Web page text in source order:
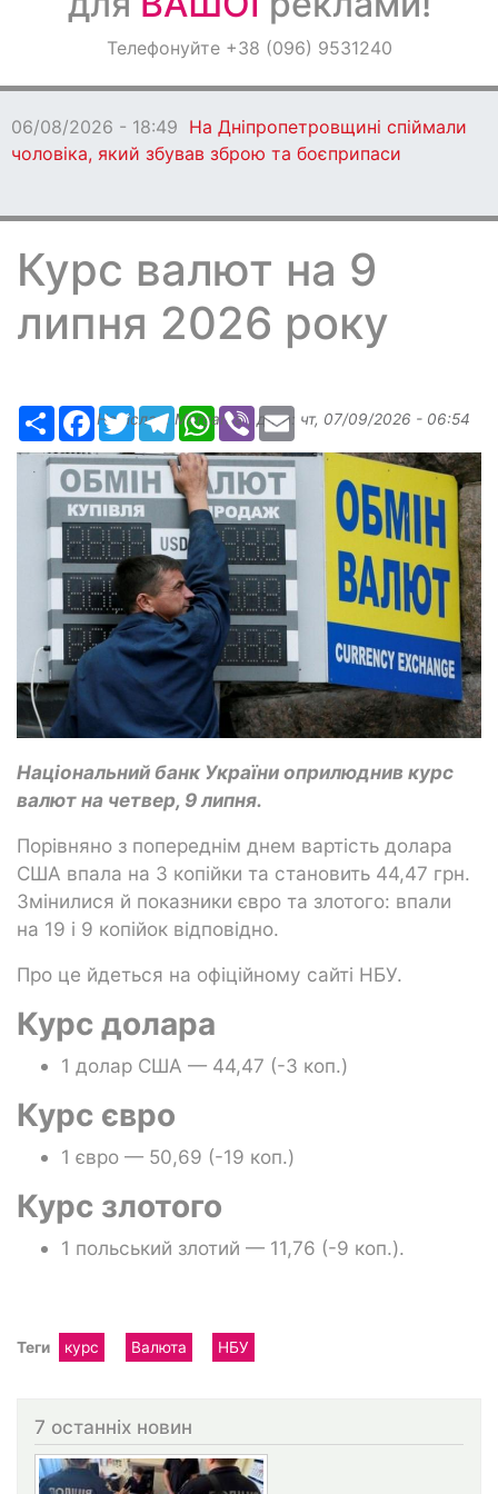
ОголошенняТелефонуйте +38 (096) 9531240
06/08/2026 - 18:49 На Дніпропетровщині спіймали
чоловіка, який збував зброю та боєприпаси
Курс валют на 9
липня 2026 року
РесурсFacebook
TwitterTelegramWhatsApp
Viber Email
Надіслав: Margarita, дата: чт, 07/09/2026 - 06:54
Національний банк України оприлюднив курс
валют на четвер, 9 липня.
Порівняно з попереднім днем вартість долара
США впала на 3 копійки та становить 44,47 грн.
Змінилися й показники євро та злотого: впали
на 19 і 9 копійок відповідно.
Про це йдеться на офіційному сайті НБУ.
Курс долара
1 долар США — 44,47 (-3 коп.)
Курс євро
1 євро — 50,69 (-19 коп.)
Курс злотого
1 польський злотий — 11,76 (-9 коп.).
Теги курс Валюта НБУ
7 останніх новин